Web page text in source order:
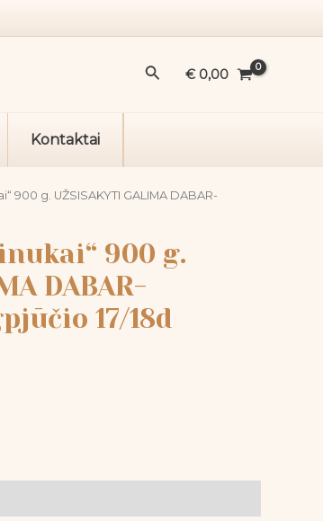
Paieška
€ 0,00
Kontaktai
900 g. UŽSISAKYTI GALIMA DABAR-
900 g.
DABAR-
17/18d
UŽSISAKYTI
Rugpjūčio
17/18d